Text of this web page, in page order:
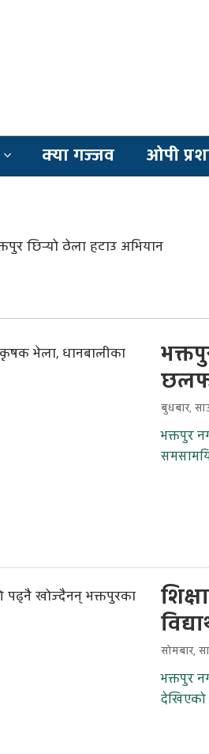
क्या गज्जव ओपी
बुधबार,
भक्तपुर
सोमबार,
भक्तपुर